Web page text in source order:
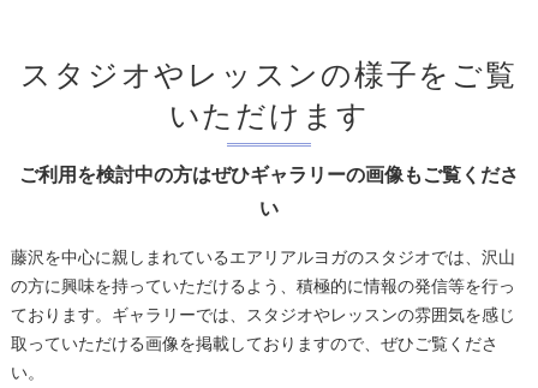
スタジオやレッスンの様子をご覧
いただけます
ご利用を検討中の方はぜひギャラリーの画像もご覧くださ
い
藤沢を中心に親しまれているエアリアルヨガのスタジオでは、沢山
の方に興味を持っていただけるよう、積極的に情報の発信等を行っ
ております。ギャラリーでは、スタジオやレッスンの雰囲気を感じ
取っていただける画像を掲載しておりますので、ぜひご覧くださ
い。